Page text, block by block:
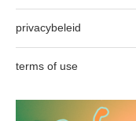
privacybeleid
terms of use